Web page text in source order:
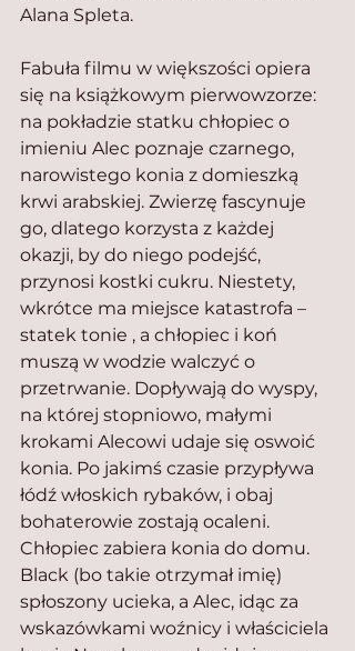
Alana Spleta.
Fabuła filmu w większości opiera
się na książkowym pierwowzorze:
na pokładzie statku chłopiec o
imieniu Alec poznaje czarnego,
narowistego konia z domieszką
krwi arabskiej. Zwierzę fascynuje
go, dlatego korzysta z każdej
okazji, by do niego podejść,
przynosi kostki cukru. Niestety,
wkrótce ma miejsce katastrofa –
statek tonie , a chłopiec i koń
muszą w wodzie walczyć o
przetrwanie. Dopływają do wyspy,
na której stopniowo, małymi
krokami Alecowi udaje się oswoić
konia. Po jakimś czasie przypływa
łódź włoskich rybaków, i obaj
bohaterowie zostają ocaleni.
Chłopiec zabiera konia do domu.
Black (bo takie otrzymał imię)
spłoszony ucieka, a Alec, idąc za
wskazówkami woźnicy i właściciela